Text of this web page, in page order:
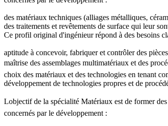
des matériaux techniques (alliages métalliques,
des traitements et revêtements de surface qui leur
Ce profil original d'ingénieur répond à des besoins
aptitude à concevoir, fabriquer et contrôler des
maîtrise des assemblages multimatériaux et des
choix des matériaux et des technologies en tenant
développement de technologies propres et de
Lobjectif de la spécialité Matériaux est de former
concernés par le développement :